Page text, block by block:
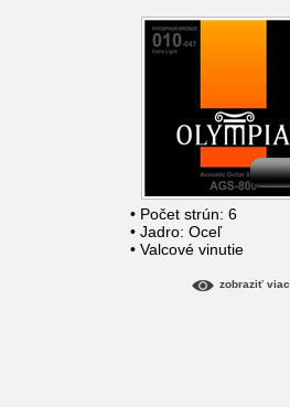
• Počet strún: 6
• Jadro: Oceľ
• Valcové vinutie
zobraziť viac